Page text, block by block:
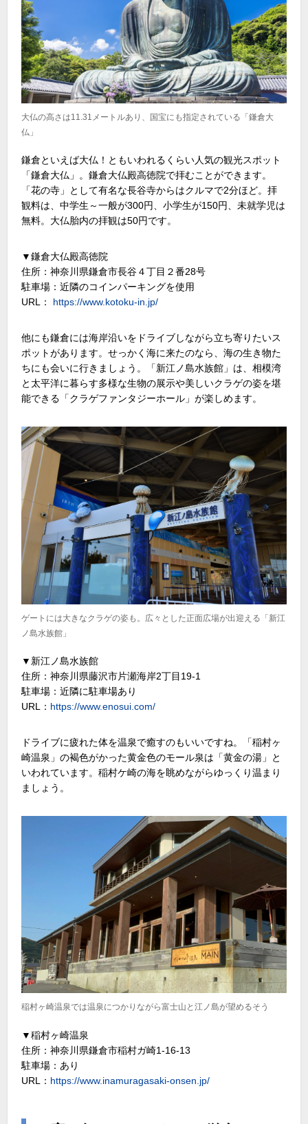
大仏の高さは11.31メートルあり、国宝にも指定されている「鎌倉大
仏」
鎌倉といえば大仏！ともいわれるくらい人気の観光スポット
「鎌倉大仏」。鎌倉大仏殿高徳院で拝むことができます。
「花の寺」として有名な長谷寺からはクルマで2分ほど。拝
観料は、中学生～一般が300円、小学生が150円、未就学児は
無料。大仏胎内の拝観は50円です。
▼鎌倉大仏殿高徳院
住所：神奈川県鎌倉市長谷４丁目２番28号
駐車場：近隣のコインパーキングを使用
URL： https://www.kotoku-in.jp/
他にも鎌倉には海岸沿いをドライブしながら立ち寄りたいス
ポットがあります。せっかく海に来たのなら、海の生き物た
ちにも会いに行きましょう。「新江ノ島水族館」は、相模湾
と太平洋に暮らす多様な生物の展示や美しいクラゲの姿を堪
能できる「クラゲファンタジーホール」が楽しめます。
ゲートには大きなクラゲの姿も。広々とした正面広場が出迎える「新江
ノ島水族館」
▼新江ノ島水族館
住所：神奈川県藤沢市片瀬海岸2丁目19-1
駐車場：近隣に駐車場あり
URL： https://www.enosui.com/
ドライブに疲れた体を温泉で癒すのもいいですね。「稲村ヶ
崎温泉」の褐色がかった黄金色のモール泉は「黄金の湯」と
いわれています。稲村ケ崎の海を眺めながらゆっくり温まり
ましょう。
稲村ヶ崎温泉では温泉につかりながら富士山と江ノ島が望めるそう
▼稲村ヶ崎温泉
住所：神奈川県鎌倉市稲村ガ崎1-16-13
駐車場：あり
URL： https://www.inamuragasaki-onsen.jp/